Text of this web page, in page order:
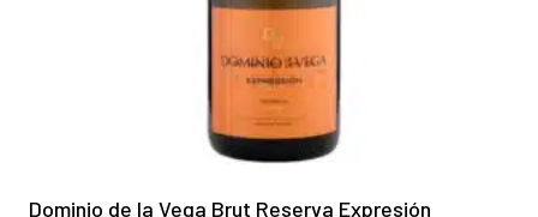
Dominio de la Vega Brut Reserva Expresión